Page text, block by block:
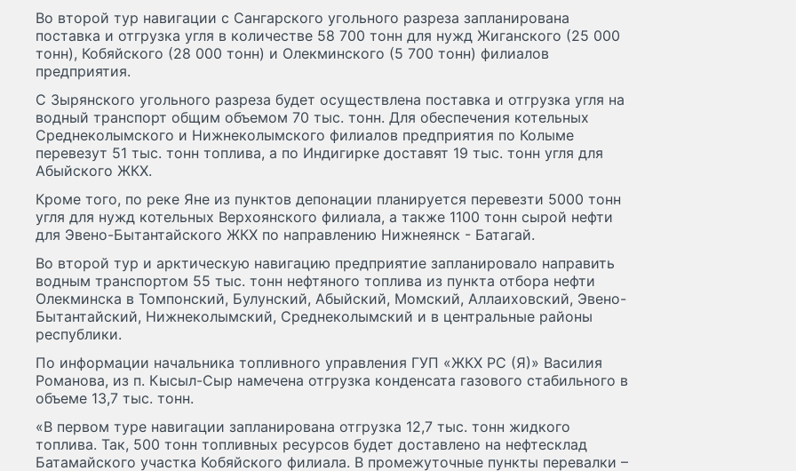
Во второй тур навигации с Сангарского угольного разреза запланирована
поставка и отгрузка угля в количестве 58 700 тонн для нужд Жиганского (25 000
тонн), Кобяйского (28 000 тонн) и Олекминского (5 700 тонн) филиалов
предприятия.
С Зырянского угольного разреза будет осуществлена поставка и отгрузка угля на
водный транспорт общим объемом 70 тыс. тонн. Для обеспечения котельных
Среднеколымского и Нижнеколымского филиалов предприятия по Колыме
перевезут 51 тыс. тонн топлива, а по Индигирке доставят 19 тыс. тонн угля для
Абыйского ЖКХ.
Кроме того, по реке Яне из пунктов депонации планируется перевезти 5000 тонн
угля для нужд котельных Верхоянского филиала, а также 1100 тонн сырой нефти
для Эвено-Бытантайского ЖКХ по направлению Нижнеянск - Батагай.
Во второй тур и арктическую навигацию предприятие запланировало направить
водным транспортом 55 тыс. тонн нефтяного топлива из пункта отбора нефти
Олекминска в Томпонский, Булунский, Абыйский, Момский, Аллаиховский, Эвено-
Бытантайский, Нижнеколымский, Среднеколымский и в центральные районы
республики.
По информации начальника топливного управления ГУП «ЖКХ РС (Я)» Василия
Романова, из п. Кысыл-Сыр намечена отгрузка конденсата газового стабильного в
объеме 13,7 тыс. тонн.
«В первом туре навигации запланирована отгрузка 12,7 тыс. тонн жидкого
топлива. Так, 500 тонн топливных ресурсов будет доставлено на нефтесклад
Батамайского участка Кобяйского филиала. В промежуточные пункты перевалки –